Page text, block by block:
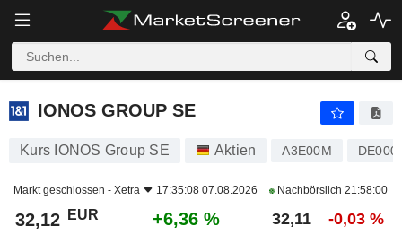
IONOS GROUP SE
IONOS GROUP SE
Kurs IONOS Group SE Aktien A3E00M
Markt geschlossen - Xetra 17:35:08 07.08.2026 Nachbörslich 21:58:00
32,12 EUR +6,36 % 32,11 -0,03 %